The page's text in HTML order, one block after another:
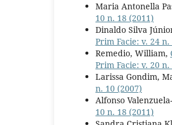
Maria Antonella
10 n. 18 (2011)
Dinaldo Silva
Prim Facie: v. 24
Remedio, William,
Prim Facie: v. 20
Larissa Gondim,
n. 10 (2007)
Alfonso
10 n. 18 (2011)